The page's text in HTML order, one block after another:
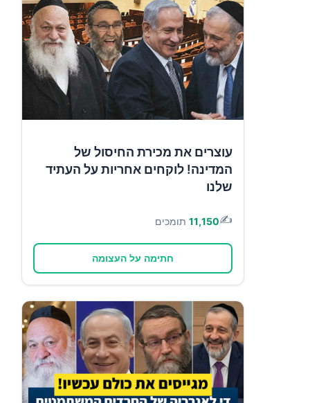
עוצרים את מכירת החיסול של
המדינה! לוקחים אחריות על העתיד
שלנו
✍️
11,150 תומכים
חתימה על העצומה